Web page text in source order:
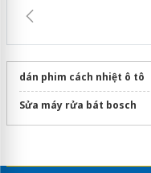
dán phim cách nhiệt ô tô
Sửa máy rửa bát bosch